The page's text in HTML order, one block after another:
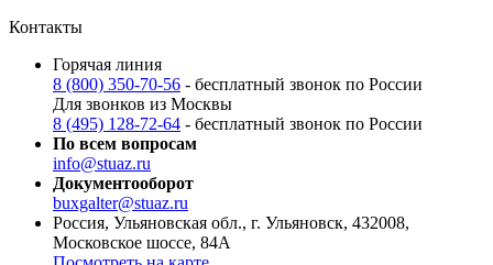
Контакты
Горячая линия
8 (800) 350-70-56 - бесплатный звонок по России
Для звонков из Москвы
8 (495) 128-72-64 - бесплатный звонок по России
По всем вопросам
info@stuaz.ru
Документооборот
buxgalter@stuaz.ru
Россия, Ульяновская обл., г. Ульяновск, 432008,
Московское шоссе, 84А